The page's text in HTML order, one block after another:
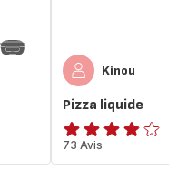
Kinou
Pizza liquide
ratings.3.8
73 Avis